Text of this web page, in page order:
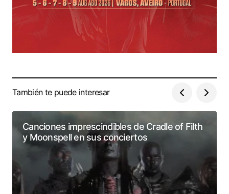
También te puede interesar
Canciones imprescindibles de Cradle of Filth
y Moonspell en sus conciertos